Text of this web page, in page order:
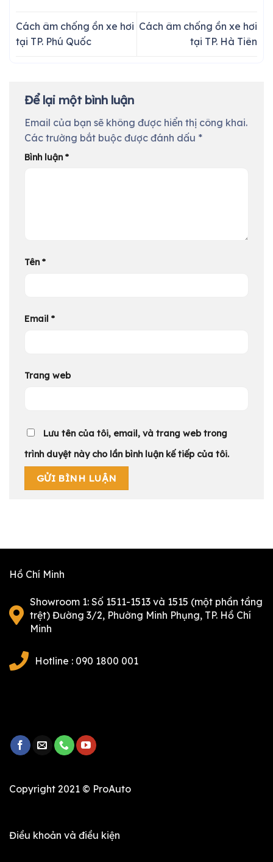
Cách âm chống ồn xe hơi
tại TP. Phú Quốc
Cách âm chống ồn xe hơi
tại TP. Hà Tiên
Để lại một bình luận
Email của bạn sẽ không được hiển thị công khai.
Các trường bắt buộc được đánh dấu *
Bình luận *
Tên *
Email *
Trang web
Lưu tên của tôi, email, và trang web trong
trình duyệt này cho lần bình luận kế tiếp của tôi.
Hồ Chí Minh
Showroom 1: Số 1511-1513 và 1515 (một phần tầng
trệt) Đường 3/2, Phường Minh Phụng, TP. Hồ Chí
Minh
Hotline : 090 1800 001
Copyright 2021 © ProAuto
Điều khoản và điều kiện